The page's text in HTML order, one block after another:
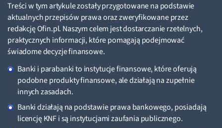
Treści w tym artykule zostały przygotowane na podstawie
aktualnych przepisów prawa oraz zweryfikowane przez
redakcję Ofin.pl. Naszym celem jest dostarczanie rzetelnych,
praktycznych informacji, które pomagają podejmować
świadome decyzje finansowe.
Banki i parabanki to instytucje finansowe, które oferują
podobne produkty finansowe, ale działają na zupełnie
innych zasadach.
Banki działają na podstawie prawa bankowego, posiadają
licencję KNF i są instytucjami zaufania publicznego.